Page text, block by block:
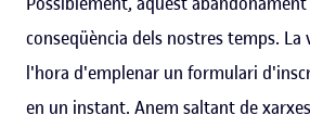
conseqüència dels nostres temps.
l'hora d'emplenar un formulari
en un instant. Anem saltant de